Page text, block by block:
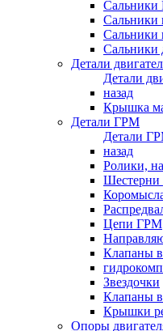
Сальники
Сальники
Сальники
Детали
Детали
назад
Крышка
Детали ГРМ
Детали
назад
Ролики,
Шестерни
Цепи ГРМ
Клапаны
Звездочки
Клапаны
Крышки
Опоры